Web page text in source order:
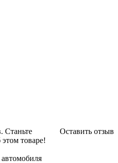
Оставить отзыв
Станьте
товаре!